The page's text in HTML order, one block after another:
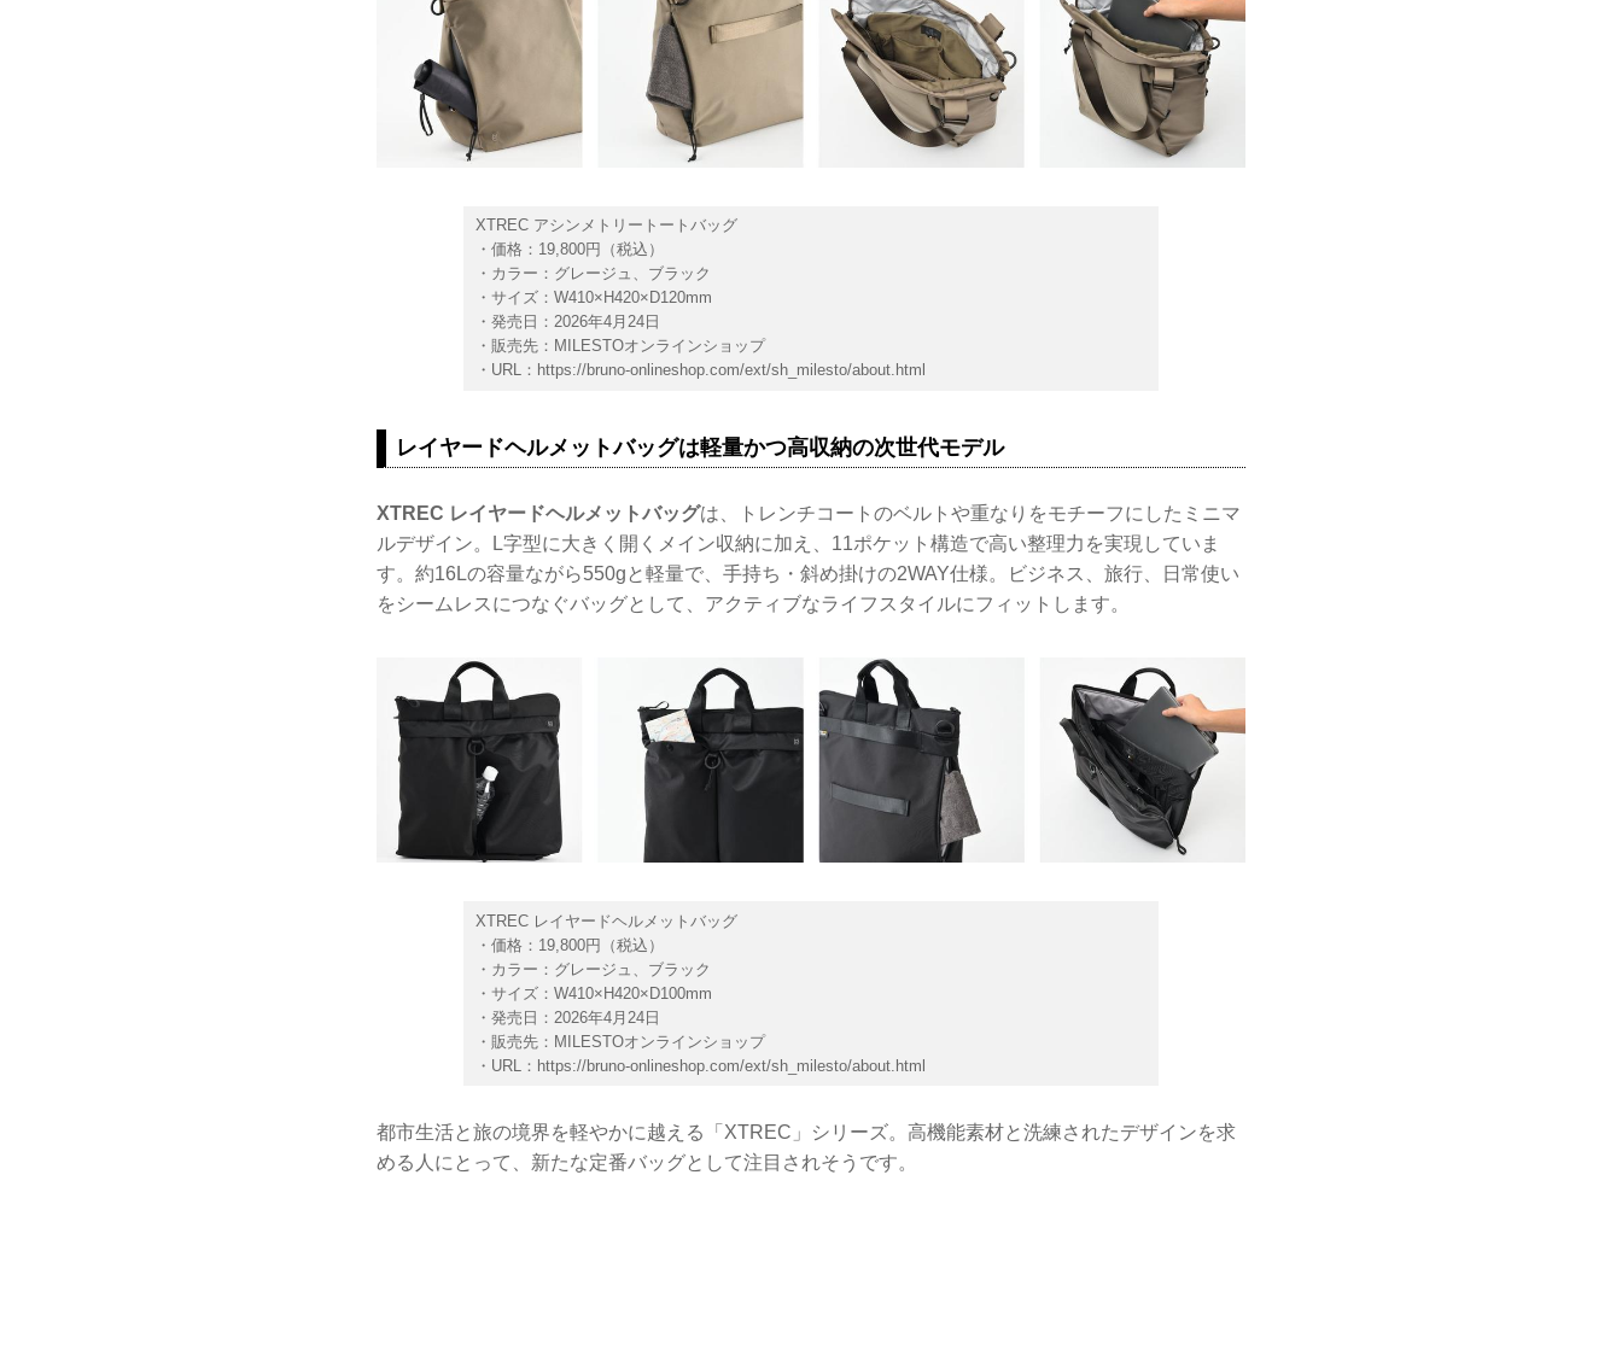
XTREC アシンメトリートートバッグ
・価格：19,800円（税込）
・カラー：グレージュ、ブラック
・サイズ：W410×H420×D120mm
・発売日：2026年4月24日
・販売先：MILESTOオンラインショップ
・URL： https://bruno-onlineshop.com/ext/sh_milesto/about.html
レイヤードヘルメットバッグは軽量かつ高収納の次世代モデル
XTREC レイヤードヘルメットバッグは、トレンチコートのベルトや重なりをモチーフにしたミニマ
ルデザイン。L字型に大きく開くメイン収納に加え、11ポケット構造で高い整理力を実現していま
す。約16Lの容量ながら550gと軽量で、手持ち・斜め掛けの2WAY仕様。ビジネス、旅行、日常使い
をシームレスにつなぐバッグとして、アクティブなライフスタイルにフィットします。
XTREC レイヤードヘルメットバッグ
・価格：19,800円（税込）
・カラー：グレージュ、ブラック
・サイズ：W410×H420×D100mm
・発売日：2026年4月24日
・販売先：MILESTOオンラインショップ
・URL： https://bruno-onlineshop.com/ext/sh_milesto/about.html
都市生活と旅の境界を軽やかに越える「XTREC」シリーズ。高機能素材と洗練されたデザインを求
める人にとって、新たな定番バッグとして注目されそうです。